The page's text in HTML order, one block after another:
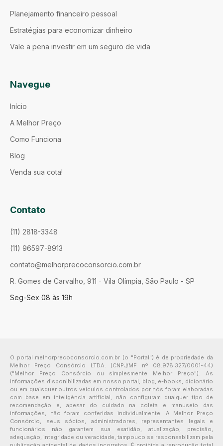
Planejamento financeiro pessoal
Estratégias para economizar dinheiro
Vale a pena investir em um seguro de vida
Navegue
Início
A Melhor Preço
Como Funciona
Blog
Venda sua cota!
Contato
(11) 2818-3348
(11) 96597-8913
contato@melhorprecoconsorcio.com.br
R. Gomes de Carvalho, 911 - Vila Olímpia, São Paulo - SP
Seg-Sex 08 às 19h
O portal melhorprecoconsorcio.com.br (o "Portal") é de propriedade da
Melhor Preço Consórcio LTDA. (CNPJ/MF nº 08.978.327/0001-44)
("Melhor Preço Consórcio ou simplesmente Melhor Preço"). As
informações disponibilizadas em nosso portal, blog, e-books, dicionário
ou em quaisquer outros veículos controlados por nós foram elaboradas
com base em inteligência artificial, não configuram qualquer tipo de
recomendação e, apesar do cuidado na coleta e manuseio das
informações, não foram conferidas individualmente. A Melhor Preço
Consórcio, seus sócios, administradores, representantes legais e
funcionários não garantem sua exatidão, atualização, precisão,
adequação, integridade ou veracidade, tampouco se responsabilizam pela